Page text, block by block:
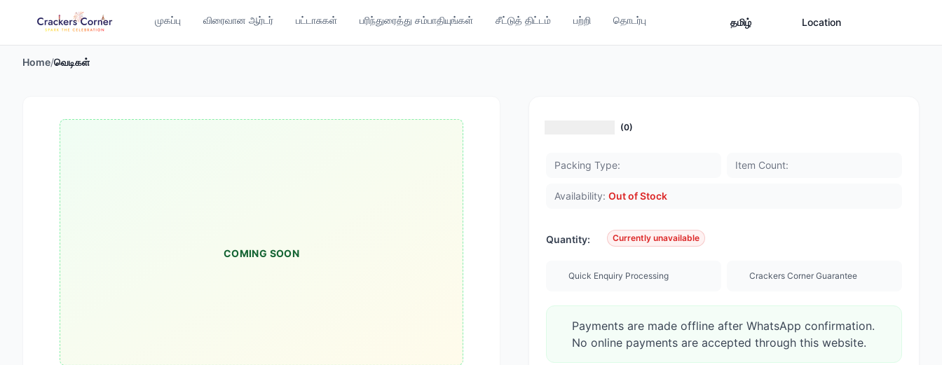
முகப்பு விரைவான ஆர்டர் பட்டாசுகள் பரிந்துரைத்து சம்பாதியுங்கள் சீட்டுத் திட்டம் பற்றி தொடர்பு தமிழ் Location
Home/வெடிகள்
COMING SOON
(0)
Packing Type: Item Count:
Availability: Out of Stock
Quantity: Currently unavailable
Quick Enquiry Processing Crackers Corner Guarantee
Payments are made offline after WhatsApp confirmation.
No online payments are accepted through this website.